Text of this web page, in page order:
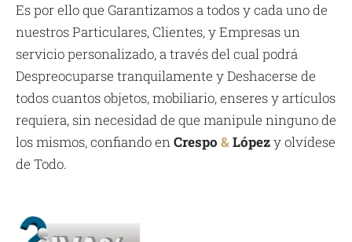
Es por ello que Garantizamos a todos y cada uno de
nuestros Particulares, Clientes, y Empresas un
servicio personalizado, a través del cual podrá
Despreocuparse tranquilamente y Deshacerse de
todos cuantos objetos, mobiliario, enseres y artículos
requiera, sin necesidad de que manipule ninguno de
los mismos, confiando en Crespo & Lópezy olvídese
de Todo.